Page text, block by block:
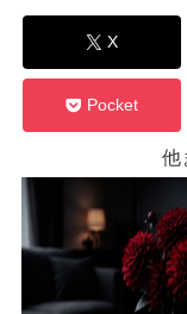
X
Pocket
他